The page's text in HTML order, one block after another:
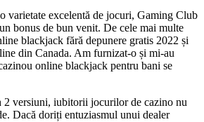
varietate excelentă de jocuri, Gaming Club
bonus de bun venit. De cele mai multe
blackjack fără depunere gratis 2022 și
din Canada. Am furnizat-o și mi-au
online blackjack pentru bani se
2 versiuni, iubitorii jocurilor de cazino nu
Dacă doriți entuziasmul unui dealer